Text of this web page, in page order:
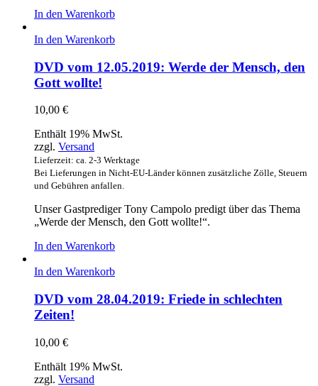
In den Warenkorb
In den Warenkorb
DVD vom 12.05.2019: Werde der Mensch, den
Gott wollte!
10,00 €
Enthält 19% MwSt.
zzgl. Versand
Lieferzeit: ca. 2-3 Werktage
Bei Lieferungen in Nicht-EU-Länder können zusätzliche Zölle, Steuern
und Gebühren anfallen.
Unser Gastprediger Tony Campolo predigt über das Thema
„Werde der Mensch, den Gott wollte!“.
In den Warenkorb
In den Warenkorb
DVD vom 28.04.2019: Friede in schlechten
Zeiten!
10,00 €
Enthält 19% MwSt.
zzgl. Versand